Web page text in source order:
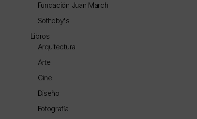
Fundación Juan March
Sotheby's
Libros
Arquitectura
Arte
Cine
Diseño
Fotografía